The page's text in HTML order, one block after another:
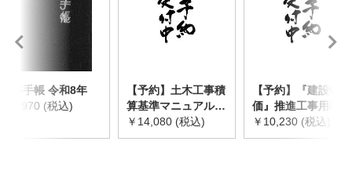
災害手帳 令和8年
￥2,970 (税込)
【予約】土木工事積
算基準マニュアル
令和8年度版
※2026年8月下旬発
￥14,080 (税込)
【予約】『建設物
価』推進工事用機械
器具等基礎価格表
2026年度版
￥10,230 (税込)